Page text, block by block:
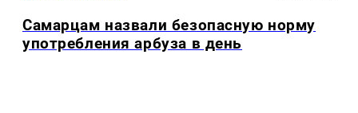
Самарцам назвали безопасную норму
употребления арбуза в день